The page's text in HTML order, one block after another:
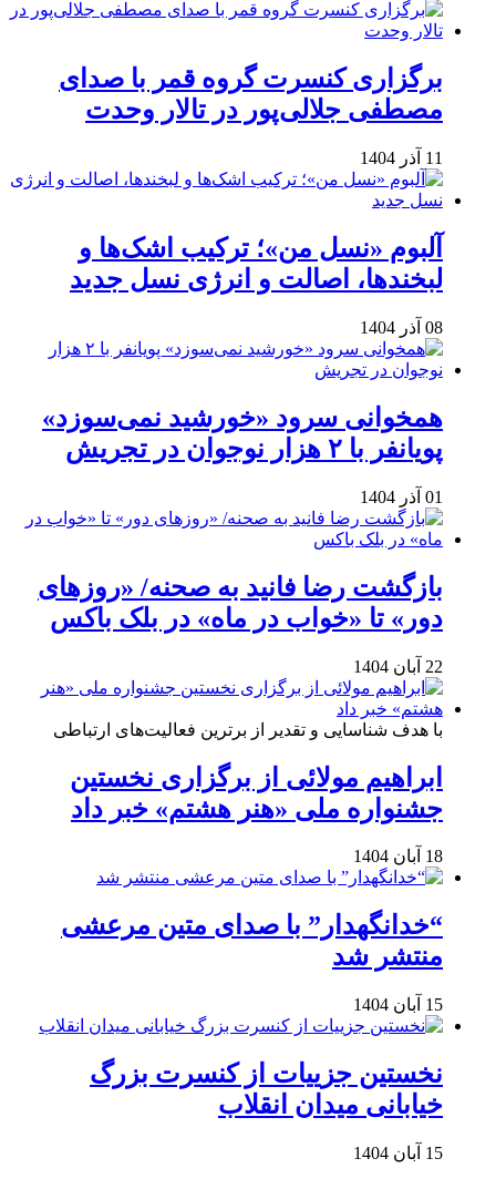
برگزاری کنسرت گروه قمر با صدای
مصطفی جلالی‌پور در تالار وحدت
11 آذر 1404
آلبوم «نسل من»؛ ترکیب اشک‌ها و
لبخندها، اصالت و انرژی نسل جدید
08 آذر 1404
همخوانی سرود «خورشید نمی‌سوزد»
پویانفر با ۲ هزار نوجوان در تجریش
01 آذر 1404
بازگشت رضا فانید به صحنه/ «روزهای
دور» تا «خواب در ماه» در بلک باکس
22 آبان 1404
با هدف شناسایی و تقدیر از برترین فعالیت‌های ارتباطی
ابراهیم مولائی از برگزاری نخستین
جشنواره ملی «هنر هشتم» خبر داد
18 آبان 1404
“خدانگهدار” با صدای متین مرعشی
منتشر شد
15 آبان 1404
نخستین جزییات از کنسرت بزرگ
خیابانی میدان انقلاب
15 آبان 1404